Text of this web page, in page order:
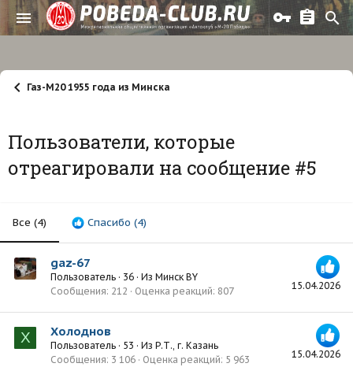
Газ-М20 1955 года из Минска
Пользователи, которые
отреагировали на сообщение #5
Все (4) Спасибо (4)
15.04.2026
gaz-67
Пользователь · 36 · Из Минск BY
Сообщения 212 Оценка реакций 807
Х
15.04.2026
Холоднов
Пользователь · 53 · Из Р.Т., г. Казань
Сообщения 3 106 Оценка реакций 5 963